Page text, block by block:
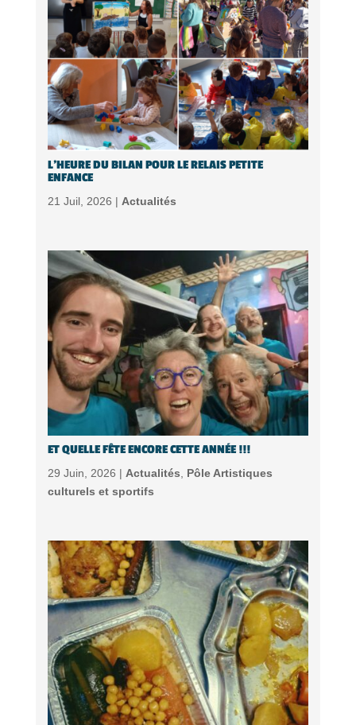
L’HEURE DU BILAN POUR LE RELAIS PETITE
ENFANCE
21 Juil, 2026 | Actualités
ET QUELLE FÊTE ENCORE CETTE ANNÉE !!!
29 Juin, 2026 | Actualités, Pôle Artistiques
culturels et sportifs